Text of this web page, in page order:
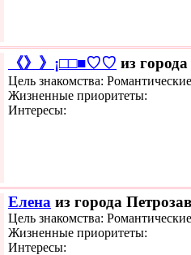
《》》¡□□■♡♡ из
Цель знакомства:
Жизненные приоритеты:
Интересы:
Елена из города
Цель знакомства:
Жизненные приоритеты:
Интересы: